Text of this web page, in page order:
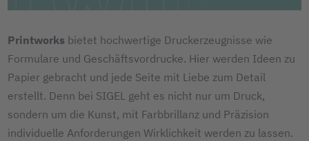
Printworks bietet hochwertige Druckerzeugnisse wie
Formulare und Geschäftsvordrucke. Hier werden Ideen zu
Papier gebracht und jede Seite mit Liebe zum Detail
erstellt. Denn bei SIGEL geht es nicht nur um Druck,
sondern um die Kunst, mit Farbbrillanz und Präzision
individuelle Anforderungen Wirklichkeit werden zu lassen.